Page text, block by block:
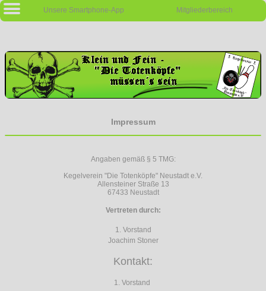
Menu Unsere Smartphone-App Mitgliederbereich
Impressum
Angaben gemäß § 5 TMG:
Kegelverein "Die Totenköpfe" Neustadt e.V.
Allensteiner Straße 13
67433 Neustadt
Vertreten durch:
1. Vorstand
Joachim Stoner
Kontakt:
1. Vorstand